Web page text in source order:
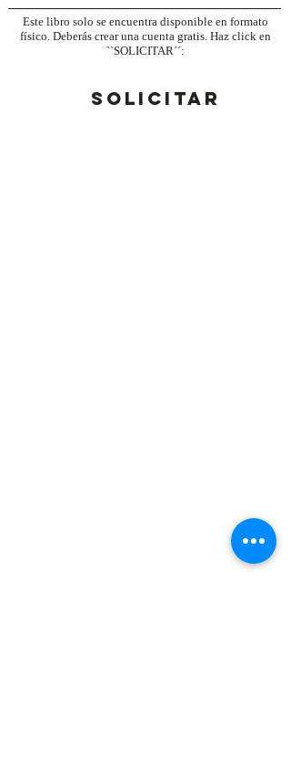
Este libro solo se encuentra disponible en formato
físico. Deberás crear una cuenta gratis. Haz click en
``SOLICITAR´´:
SOLICITAR